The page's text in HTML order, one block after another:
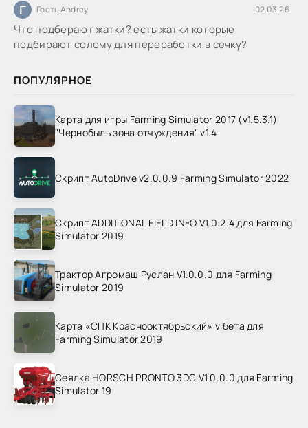
Г Гость Andrey 02.03.26
Что подберают жатки? есть жатки которые
подбирают солому для переработки в сечку?
ПОПУЛЯРНОЕ
Карта для игры Farming Simulator 2017 (v1.5.3.1)
"Чернобыль зона отчуждения" v1.4
Скрипт AutoDrive v2.0.0.9 Farming Simulator 2022
Скрипт ADDITIONAL FIELD INFO V1.0.2.4 для Farming
Simulator 2019
Трактор Агромаш Руслан V1.0.0.0 для Farming
Simulator 2019
Карта «СПК Краснооктябрьский» v бета для
Farming Simulator 2019
Сеялка HORSCH PRONTO 3DC V1.0.0.0 для Farming
Simulator 19